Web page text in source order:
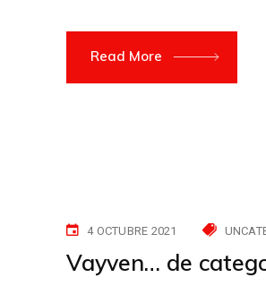
Read More
4 OCTUBRE 2021
Vayven… de